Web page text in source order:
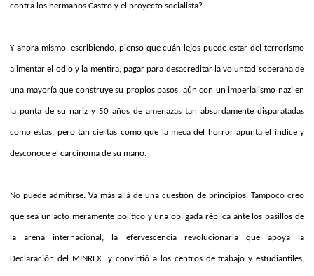
contra los hermanos Castro y el proyecto socialista?
Y ahora mismo, escribiendo, pienso que cuán lejos puede estar del terrorismo
alimentar el odio y la mentira, pagar para desacreditar la voluntad soberana de
una mayoría que construye su propios pasos, aún con un imperialismo nazi en
la punta de su nariz y 50 años de amenazas tan absurdamente disparatadas
como estas, pero tan ciertas como que la meca del horror apunta el índice y
desconoce el carcinoma de su mano.
No puede admitirse. Va más allá de una cuestión de principios. Tampoco creo
que sea un acto meramente político y una obligada réplica ante los pasillos de
la arena internacional, la efervescencia revolucionaria que apoya la
Declaración del MINREX y convirtió a los centros de trabajo y estudiantiles,